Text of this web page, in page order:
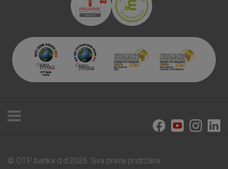
Poslovnice i bankomati
© OTP banka d.d.2026. Sva prava pridržana.